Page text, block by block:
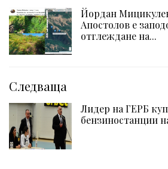
Йордан
Апостолов е
отглеждане на...
Следваща
Лидер на ГЕРБ
бензиностанции